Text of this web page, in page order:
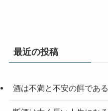
最近の投稿
酒は不満と不安の餌である